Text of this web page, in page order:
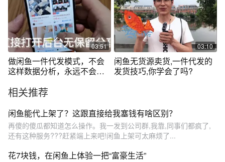
03:51
做闲鱼一件代发模式，不会
这样数据分析，永远不会爆
03:10
闲鱼无货源卖货,一件代发的
发货技巧,你学会了吗?
相关推荐
闲鱼能代上架了？这跟直接给我塞钱有啥区别？
再傻的傻瓜都知道怎么操作。我一发到公司群,我靠,同事们都疯了,
还有这种服务???赶紧端上来吧!闲鱼上架可太麻烦了...
花7块钱，在闲鱼上体验一把“富豪生活”